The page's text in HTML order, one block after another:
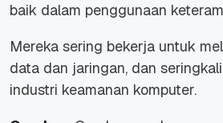
baik dalam penggunaan
Mereka sering bekerja untuk
data dan jaringan, dan
industri keamanan komputer.